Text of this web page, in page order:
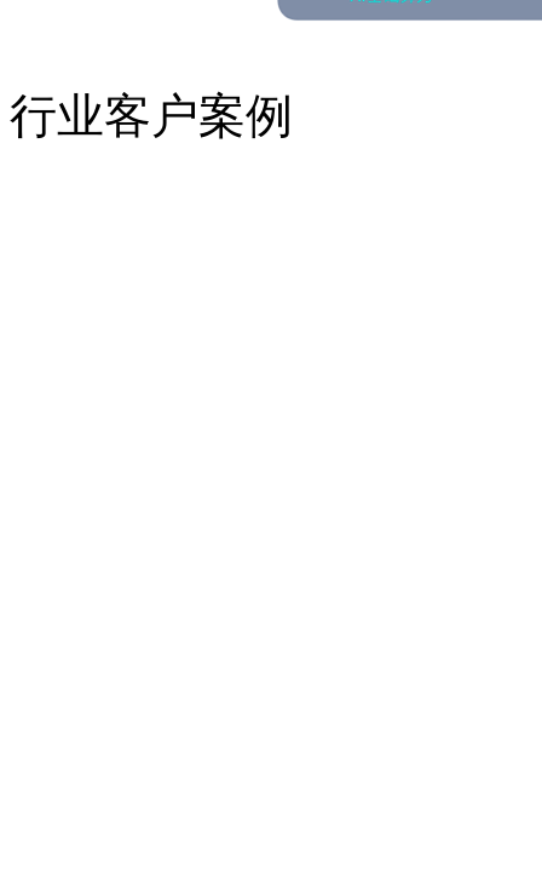
行业客户案例